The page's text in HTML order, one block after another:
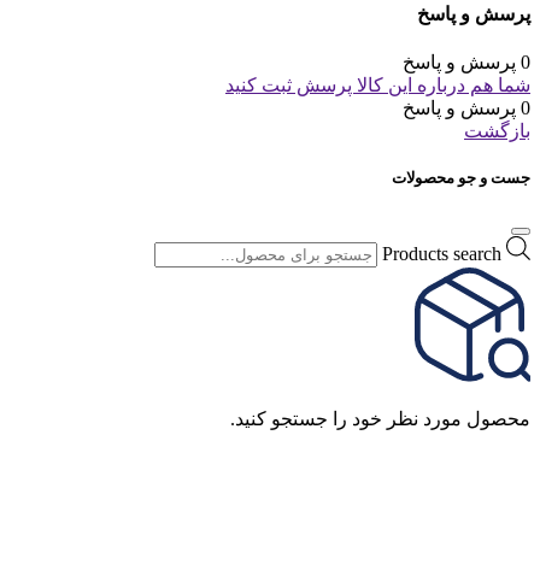
پرسش و پاسخ
0 پرسش و پاسخ
شما هم درباره این کالا پرسش ثبت کنید
0 پرسش و پاسخ
بازگشت
جست و جو محصولات
Products search
محصول مورد نظر خود را جستجو کنید.